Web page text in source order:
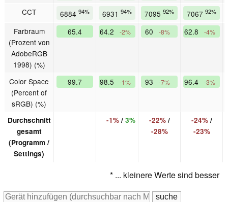
CCT 6884 94% 6931 94% 7095 92% 7067 92%
Farbraum
(Prozent von
AdobeRGB
1998) (%)
65.4 64.2 -2% 60 -8% 62.8 -4%
Color Space
(Percent of
sRGB) (%)
99.7 98.5 -1% 93 -7% 96.4 -3%
Durchschnitt
gesamt
(Programm /
Settings)
-1%/ 3% -22%/
-28%
-24%/
-23%
* ... kleinere Werte sind besser